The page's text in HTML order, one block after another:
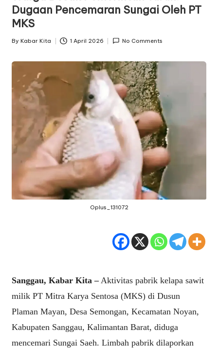
K
it
a
Dugaan Pencemaran Sungai Oleh PT
MKS
Posted
By Kabar Kita 1 April 2026 No Comments
Oplus_131072
Sanggau, Kabar Kita –Aktivitas pabrik kelapa sawit
milik PT Mitra Karya Sentosa (MKS) di Dusun
Plaman Mayan, Desa Semongan, Kecamatan Noyan,
Kabupaten Sanggau, Kalimantan Barat, diduga
mencemari Sungai Saeh. Limbah pabrik dilaporkan